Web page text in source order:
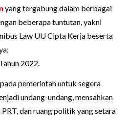
yang tergabung dalam berbagai
beberapa tuntutan, yakni
Law UU Cipta Kerja beserta
2022.
pemerintah untuk segera
undang-undang, mensahkan
dan ruang politik yang setara